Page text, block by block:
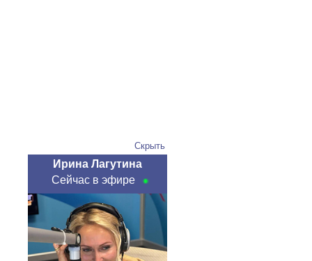
Скрыть
Ирина Лагутина
Сейчас в эфире